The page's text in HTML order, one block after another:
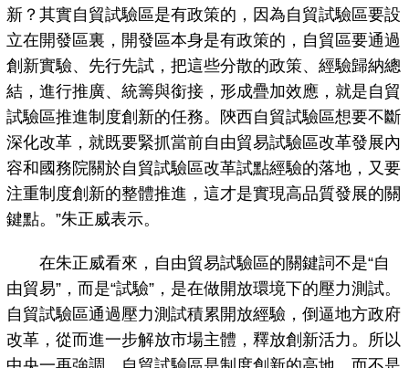
新？其實自貿試驗區是有政策的，因為自貿試驗區要設
立在開發區裏，開發區本身是有政策的，自貿區要通過
創新實驗、先行先試，把這些分散的政策、經驗歸納總
結，進行推廣、統籌與銜接，形成疊加效應，就是自貿
試驗區推進制度創新的任務。陝西自貿試驗區想要不斷
深化改革，就既要緊抓當前自由貿易試驗區改革發展內
容和國務院關於自貿試驗區改革試點經驗的落地，又要
注重制度創新的整體推進，這才是實現高品質發展的關
鍵點。”朱正威表示。
在朱正威看來，自由貿易試驗區的關鍵詞不是“自
由貿易”，而是“試驗”，是在做開放環境下的壓力測試。
自貿試驗區通過壓力測試積累開放經驗，倒逼地方政府
改革，從而進一步解放市場主體，釋放創新活力。所以